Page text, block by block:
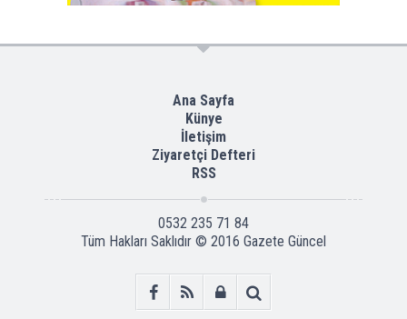
Ana Sayfa
Künye
İletişim
Ziyaretçi Defteri
RSS
0532 235 71 84
Tüm Hakları Saklıdır © 2016 Gazete Güncel